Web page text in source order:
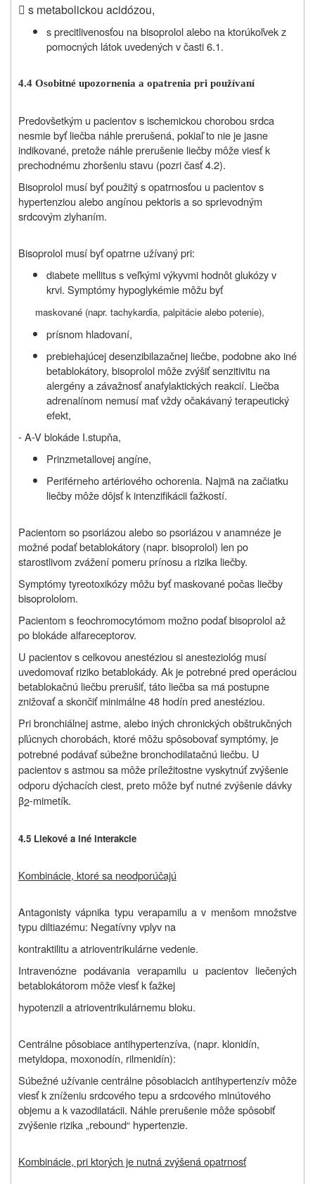
 s metabolickou acidózou,
s precitlivenosťou na bisoprolol alebo na ktorúkoľvek z
pomocných látok uvedených v časti 6.1.
4.4 Osobitné upozornenia a opatrenia pri používaní
Predovšetkým u pacientov s ischemickou chorobou srdca
nesmie byť liečba náhle prerušená, pokiaľ to nie je jasne
indikované, pretože náhle prerušenie liečby môže viesť k
prechodnému zhoršeniu stavu (pozri časť 4.2).
Bisoprolol musí byť použitý s opatrnosťou u pacientov s
hypertenziou alebo angínou pektoris a so sprievodným
srdcovým zlyhaním.
Bisoprolol musí byť opatrne užívaný pri:
diabete mellitus s veľkými výkyvmi hodnôt glukózy v
krvi. Symptómy hypoglykémie môžu byť
maskované (napr. tachykardia, palpitácie alebo potenie),
prísnom hladovaní,
prebiehajúcej desenzibilazačnej liečbe, podobne ako iné
betablokátory, bisoprolol môže zvýšiť senzitivitu na
alergény a závažnosť anafylaktických reakcií. Liečba
adrenalínom nemusí mať vždy očakávaný terapeutický
efekt,
- A-V blokáde I.stupňa,
Prinzmetallovej angíne,
Periférneho artériového ochorenia. Najmä na začiatku
liečby môže dôjsť k intenzifikácii ťažkostí.
Pacientom so psoriázou alebo so psoriázou v anamnéze je
možné podať betablokátory (napr. bisoprolol) len po
starostlivom zvážení pomeru prínosu a rizika liečby.
Symptómy tyreotoxikózy môžu byť maskované počas liečby
bisoprololom.
Pacientom s feochromocytómom možno podať bisoprolol až
po blokáde alfareceptorov.
U pacientov s celkovou anestéziou si anesteziológ musí
uvedomovať riziko betablokády. Ak je potrebné pred operáciou
betablokačnú liečbu prerušiť, táto liečba sa má postupne
znižovať a skončiť minimálne 48 hodín pred anestéziou.
Pri bronchiálnej astme, alebo iných chronických obštrukčných
pľúcnych chorobách, ktoré môžu spôsobovať symptómy, je
potrebné podávať súbežne bronchodilatačnú liečbu. U
pacientov s astmou sa môže príležitostne vyskytnúť zvýšenie
odporu dýchacích ciest, preto môže byť nutné zvýšenie dávky
β2-mimetík.
4.5 Liekové a iné interakcie
Kombinácie, ktoré sa neodporúčajú
Antagonisty vápnika typu verapamilu a v menšom množstve
typu diltiazému: Negatívny vplyv na
kontraktilitu a atrioventrikulárne vedenie.
Intravenózne podávania verapamilu u pacientov liečených
betablokátorom môže viesť k ťažkej
hypotenzii a atrioventrikulárnemu bloku.
Centrálne pôsobiace antihypertenzíva, (napr. klonidín,
metyldopa, moxonodín, rilmenidín):
Súbežné užívanie centrálne pôsobiacich antihypertenzív môže
viesť k zníženiu srdcového tepu a srdcového minútového
objemu a k vazodilatácii. Náhle prerušenie môže spôsobiť
zvýšenie rizika „rebound“ hypertenzie.
Kombinácie, pri ktorých je nutná zvýšená opatrnosť